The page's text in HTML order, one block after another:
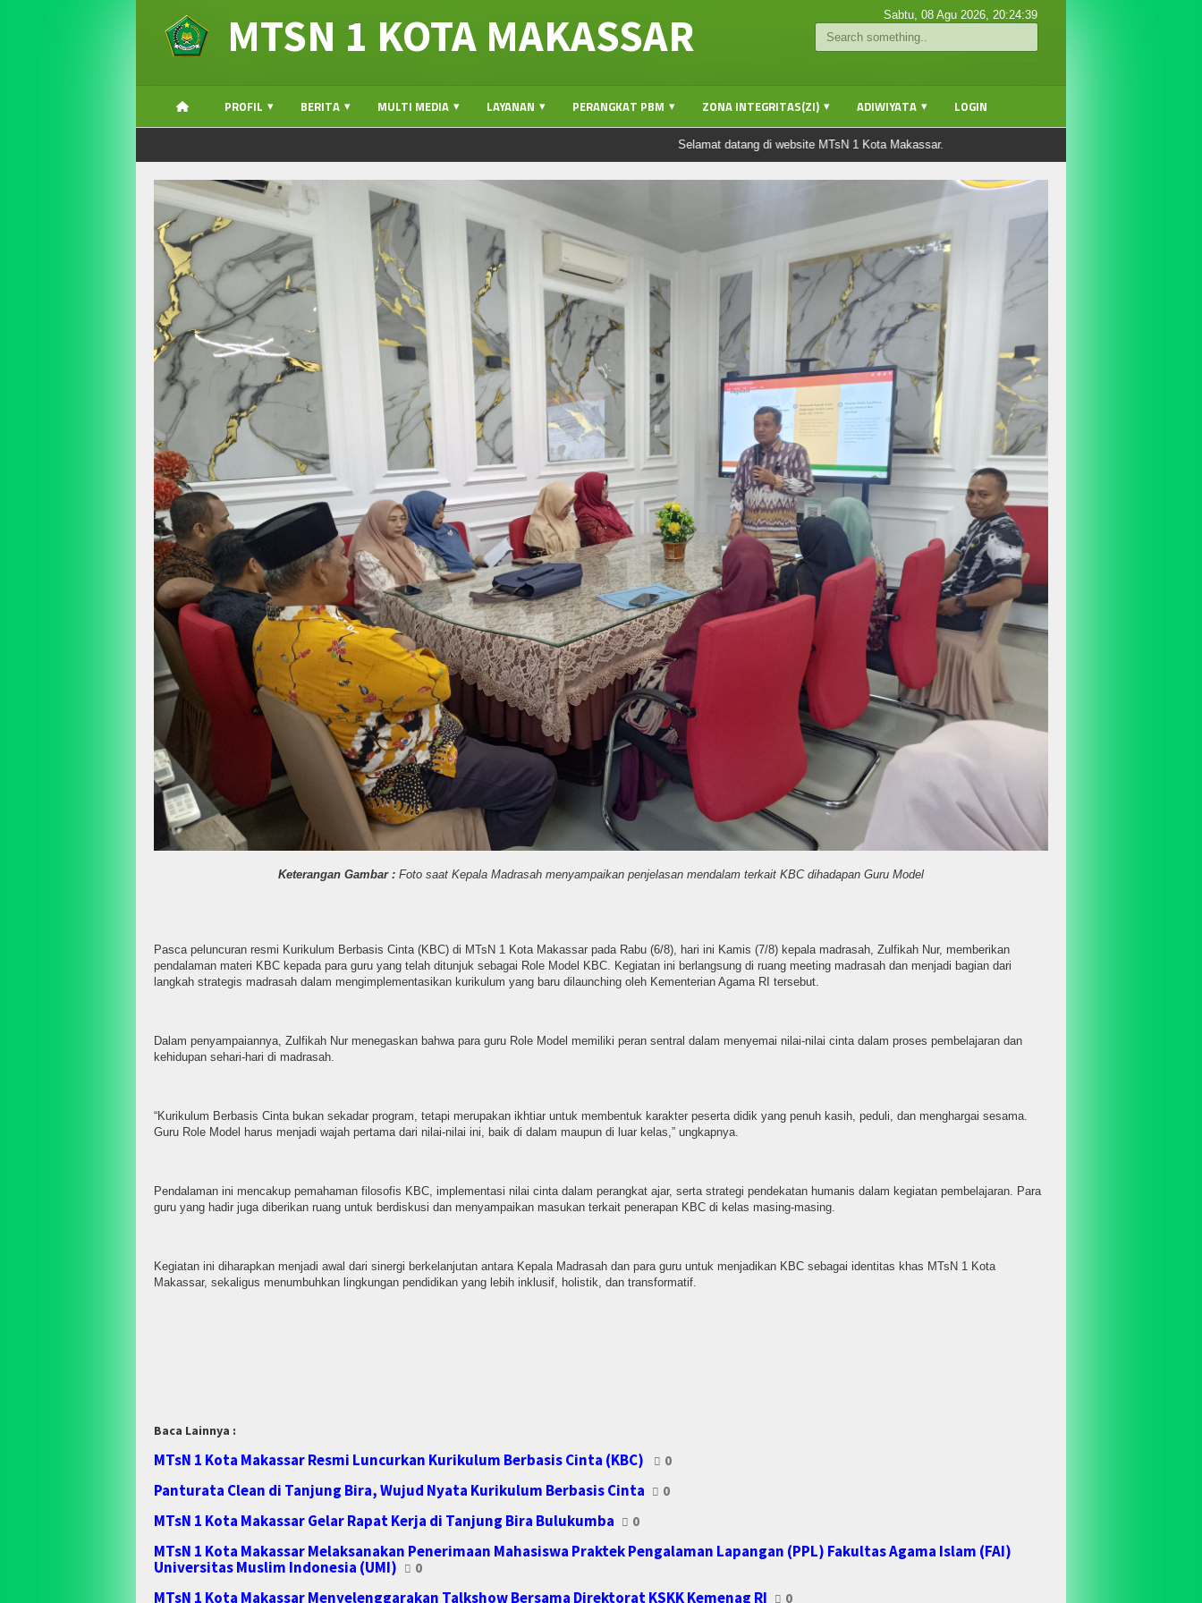
MTSN 1 KOTA MAKASSAR Sabtu, 08 Agu 2026, 20:24:40
PROFIL BERITA MULTI MEDIA LAYANAN PERANGKAT PBM ZONA INTEGRITAS(ZI) ADIWIYATA LOGIN
Selamat datang di website MTsN 1 Kota Makassar.
Keterangan Gambar : Foto saat Kepala Madrasah menyampaikan penjelasan mendalam terkait KBC dihadapan Guru Model
Pasca peluncuran resmi Kurikulum Berbasis Cinta (KBC) di MTsN 1 Kota Makassar pada Rabu (6/8), hari ini Kamis (7/8) kepala madrasah, Zulfikah Nur, memberikan
pendalaman materi KBC kepada para guru yang telah ditunjuk sebagai Role Model KBC. Kegiatan ini berlangsung di ruang meeting madrasah dan menjadi bagian dari
langkah strategis madrasah dalam mengimplementasikan kurikulum yang baru dilaunching oleh Kementerian Agama RI tersebut.
Dalam penyampaiannya, Zulfikah Nur menegaskan bahwa para guru Role Model memiliki peran sentral dalam menyemai nilai-nilai cinta dalam proses pembelajaran dan
kehidupan sehari-hari di madrasah.
“Kurikulum Berbasis Cinta bukan sekadar program, tetapi merupakan ikhtiar untuk membentuk karakter peserta didik yang penuh kasih, peduli, dan menghargai sesama.
Guru Role Model harus menjadi wajah pertama dari nilai-nilai ini, baik di dalam maupun di luar kelas,” ungkapnya.
Pendalaman ini mencakup pemahaman filosofis KBC, implementasi nilai cinta dalam perangkat ajar, serta strategi pendekatan humanis dalam kegiatan pembelajaran. Para
guru yang hadir juga diberikan ruang untuk berdiskusi dan menyampaikan masukan terkait penerapan KBC di kelas masing-masing.
Kegiatan ini diharapkan menjadi awal dari sinergi berkelanjutan antara Kepala Madrasah dan para guru untuk menjadikan KBC sebagai identitas khas MTsN 1 Kota
Makassar, sekaligus menumbuhkan lingkungan pendidikan yang lebih inklusif, holistik, dan transformatif.
Baca Lainnya :
MTsN 1 Kota Makassar Resmi Luncurkan Kurikulum Berbasis Cinta (KBC) 0
Panturata Clean di Tanjung Bira, Wujud Nyata Kurikulum Berbasis Cinta 0
MTsN 1 Kota Makassar Gelar Rapat Kerja di Tanjung Bira Bulukumba 0
MTsN 1 Kota Makassar Melaksanakan Penerimaan Mahasiswa Praktek Pengalaman Lapangan (PPL) Fakultas Agama Islam (FAI)
Universitas Muslim Indonesia (UMI)
0
MTsN 1 Kota Makassar Menyelenggarakan Talkshow Bersama Direktorat KSKK Kemenag RI 0